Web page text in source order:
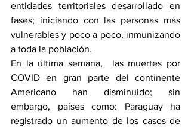
entidades territoriales desarrollado en
fases; iniciando con las personas más
vulnerables y poco a poco, inmunizando
a toda la población.
En la última semana,  las muertes por
COVID en gran parte del continente
Americano han disminuido; sin
embargo, países como: Paraguay ha
registrado un aumento de los casos de